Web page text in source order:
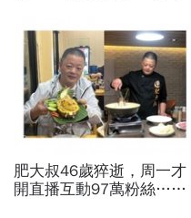
咖啡超過「這時間」別喝了
肥大叔46歲猝逝，周一才
開直播互動97萬粉絲…常